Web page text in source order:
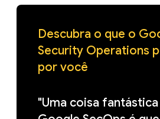
Descubra o que o
Security Operations
por você
"Uma coisa